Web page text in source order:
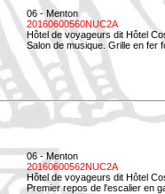
06 - Menton
20160600560NUC2A
Hôtel de voyageurs dit Hôtel
Salon de musique. Grille en fer
06 - Menton
20160600562NUC2A
Hôtel de voyageurs dit Hôtel
Premier repos de l'escalier en